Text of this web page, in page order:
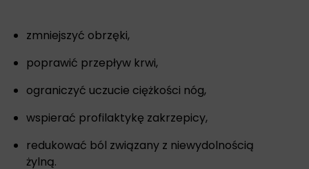
zmniejszyć obrzęki,
poprawić przepływ krwi,
ograniczyć uczucie ciężkości nóg,
wspierać profilaktykę zakrzepicy,
redukować ból związany z niewydolnością
żylną.